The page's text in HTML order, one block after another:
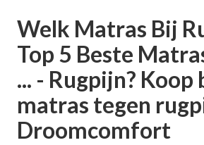
Welk Matras Bij
Top 5 Beste
... - Rugpijn? Koop
matras tegen
Droomcomfort